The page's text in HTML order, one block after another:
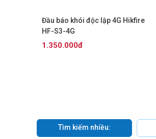
Đầu báo khói độc lập 4G Hikfire
HF-S3-4G
1.350.000đ
Tìm kiếm nhiều: